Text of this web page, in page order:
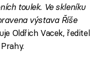
toulek. Ve skleníku
výstava Říše
Oldřich Vacek, ředitel